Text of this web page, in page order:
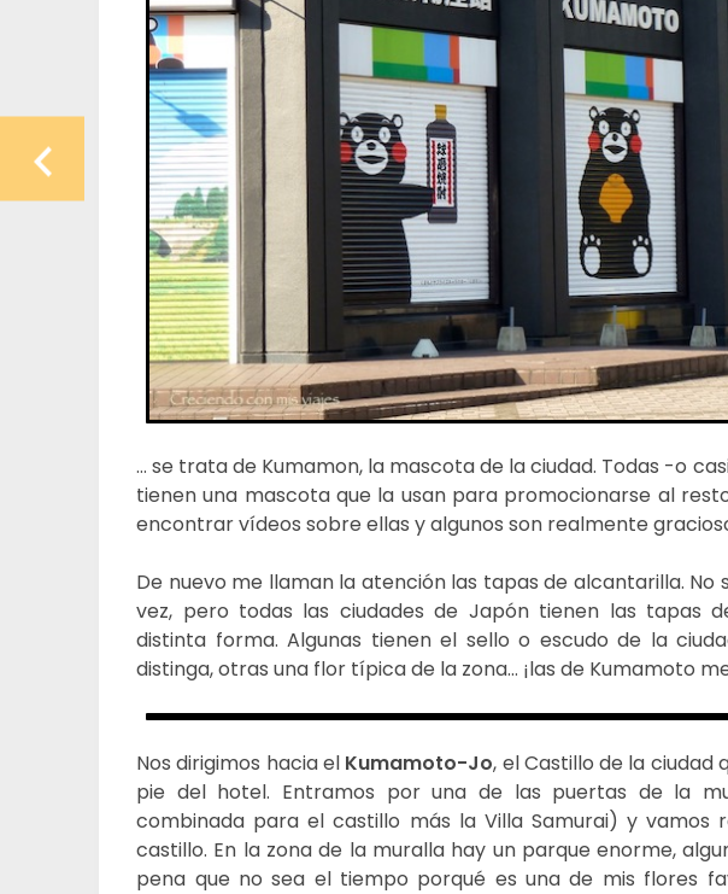
… se trata de Kumamon, la mascota de la ciudad. Todas -o
tienen una mascota que la usan para promocionarse al
encontrar vídeos sobre ellas y algunos son realmente
De nuevo me llaman la atención las tapas de alcantarilla. No
vez, pero todas las ciudades de Japón tienen las tapas
distinta forma. Algunas tienen el sello o escudo de la
distinga, otras una flor típica de la zona… ¡las de Kumamoto
Nos dirigimos hacia el Kumamoto-Jo, el Castillo de la ciudad
pie del hotel. Entramos por una de las puertas de la
combinada para el castillo más la Villa Samurai) y vamos
castillo. En la zona de la muralla hay un parque enorme,
pena que no sea el tiempo porqué es una de mis flores